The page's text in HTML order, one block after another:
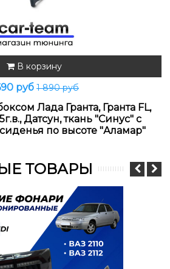
В корзину
руб 1 890 руб
Лада Гранта, Гранта FL,
Датсун, ткань "Синус" с
по высоте "Аламар"
ТОВАРЫ